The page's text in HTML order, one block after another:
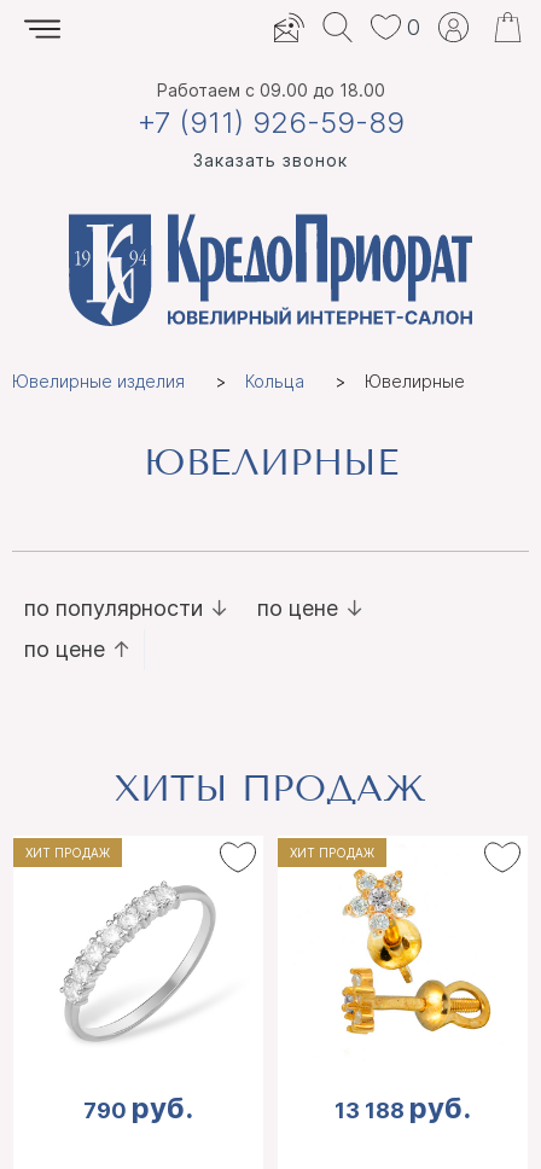
Работаем с 09.00 до 18.00
+7 (911) 926-59-89
Заказать звонок
0
Ювелирные изделия Кольца Ювелирные
ЮВЕЛИРНЫЕ
по популярности
по цене
по цене
ХИТЫ ПРОДАЖ
ХИТ ПРОДАЖ
790 руб.
ХИТ ПРОДАЖ
13 188 руб.